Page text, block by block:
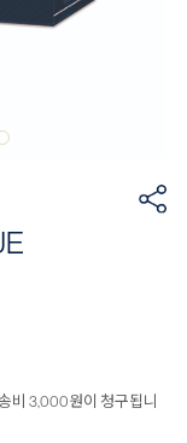
비 3,000원이 청구됩니